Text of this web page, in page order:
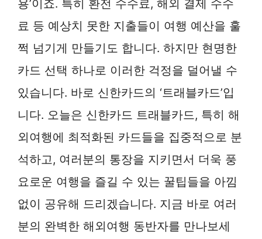
용’이죠. 특히 환전 수수료, 해외 결제 수수
료 등 예상치 못한 지출들이 여행 예산을 훌
쩍 넘기게 만들기도 합니다. 하지만 현명한
카드 선택 하나로 이러한 걱정을 덜어낼 수
있습니다. 바로 신한카드의 ‘트래블카드’입
니다. 오늘은 신한카드 트래블카드, 특히 해
외여행에 최적화된 카드들을 집중적으로 분
석하고, 여러분의 통장을 지키면서 더욱 풍
요로운 여행을 즐길 수 있는 꿀팁들을 아낌
없이 공유해 드리겠습니다. 지금 바로 여러
분의 완벽한 해외여행 동반자를 만나보세